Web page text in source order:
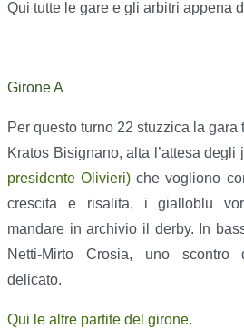
Qui tutte le gare e gli arbitri appena
Girone A
Per questo turno 22 stuzzica la
Kratos Bisignano, alta l’attesa degli
presidente Olivieri) che vogliono
crescita e risalita, i gialloblu
mandare in archivio il derby. In
Netti-Mirto Crosia, uno scontro
delicato.
Qui le altre partite del girone.